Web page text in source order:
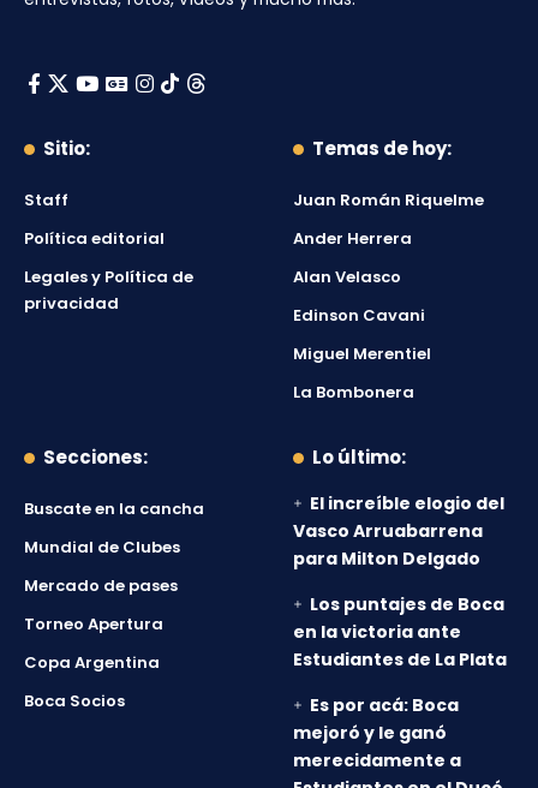
Sitio:
Staff
Política editorial
Legales y Política de
privacidad
Temas de hoy:
Juan Román Riquelme
Ander Herrera
Alan Velasco
Edinson Cavani
Miguel Merentiel
La Bombonera
Secciones:
Buscate en la cancha
Mundial de Clubes
Mercado de pases
Torneo Apertura
Copa Argentina
Boca Socios
Lo último:
El increíble elogio del
Vasco Arruabarrena
para Milton Delgado
Los puntajes de Boca
en la victoria ante
Estudiantes de La Plata
Es por acá: Boca
mejoró y le ganó
merecidamente a